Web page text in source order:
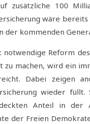
zusätzliche 100
wäre bereits
der kommenden
notwendige Reform
zu machen, wird ein
Dabei zeigen
wieder
Anteil in der
der Freien